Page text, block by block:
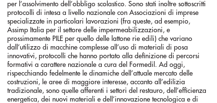
per l’assolvimento dell’obbligo scolastico. Sono stati inoltre sottoscritti
protocolli di intesa a livello nazionale con Associazioni di imprese
specializzate in particolari lavorazioni (fra queste, ad esempio,
Assimp Italia per il settore delle impermeabilizzazioni, e
prossimamente PILE per quello delle lattone rie edili) che variano
dall’utilizzo di macchine complesse all’uso di materiali di posa
innovativi, protocolli che hanno portato alla definizione di percorsi
formativi a carattere nazionale a cura del Formedil. Ad oggi,
rispecchiando fedelmente le dinamiche dell’attuale mercato delle
costruzioni, le aree di maggiore interesse, accanto all’edilizia
tradizionale, sono quelle afferenti i settori del restauro, dell’efficienza
energetica, dei nuovi materiali e dell’innovazione tecnologica e di